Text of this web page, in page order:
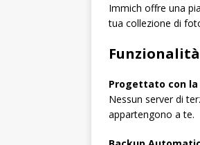
Immich offre una
tua collezione di
Progettato con la
Nessun server di
appartengono a te.